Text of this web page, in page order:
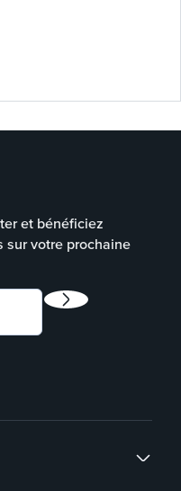
et bénéficiez
sur votre prochaine